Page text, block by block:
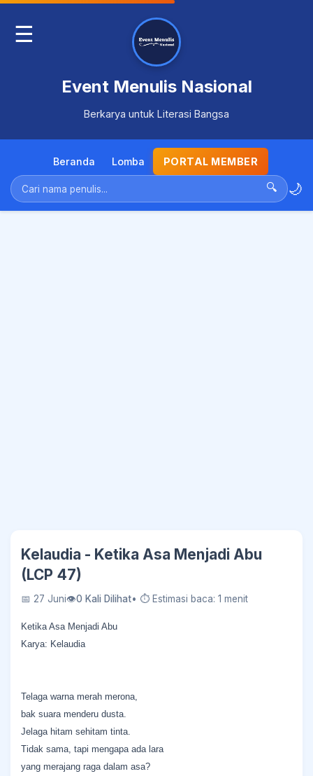
☰
Event Menulis Nasional
Berkarya untuk Literasi Bangsa
Beranda Lomba PORTAL MEMBER
🔍 🌙
Kelaudia - Ketika Asa Menjadi Abu
(LCP 47)
📅 27 Juni👁0 Kali Dilihat• ⏱ Estimasi baca: 1 menit
Ketika Asa Menjadi Abu
Karya: Kelaudia
Telaga warna merah merona,
bak suara menderu dusta.
Jelaga hitam sehitam tinta.
Tidak sama, tapi mengapa ada lara
yang merajang raga dalam asa?